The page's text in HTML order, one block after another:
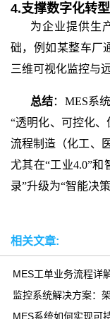
4.支撑数字化转型
为企业提供生
础，例如某整车厂
三维可视化监控与
总结： MES系
“透明化、可控化
流程制造（化工、
尤其在“工业4.0”
录”升级为“智能决策
相关文章:
MES工单业务流程详
监控系统解决方案：
MES系统如何实现可